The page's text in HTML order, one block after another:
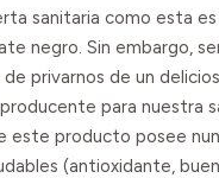
sanitaria como esta
negro. Sin embargo,
privarnos de un
para nuestra
este producto posee
(antioxidante,